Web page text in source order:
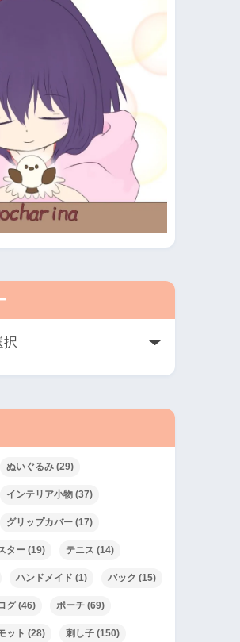
ぬいぐるみ (29)
インテリア小物 (37)
グリップカバー (17)
ター (19) テニス (14)
ハンドメイド (1) バック (15)
グ(46) ポーチ (69)
ット (28) 刺し子 (150)